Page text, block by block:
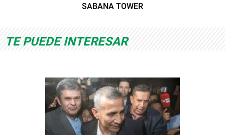
SABANA TOWER
TE PUEDE INTERESAR